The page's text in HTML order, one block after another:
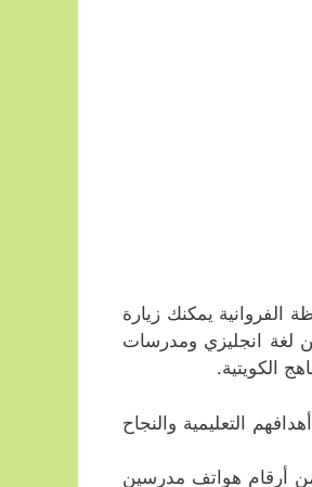
يمكنك زيارة
لغة انجليزي ومدرسات
الكويتية.
التعليمية والنجاح
من أرقام هواتف مدرسين